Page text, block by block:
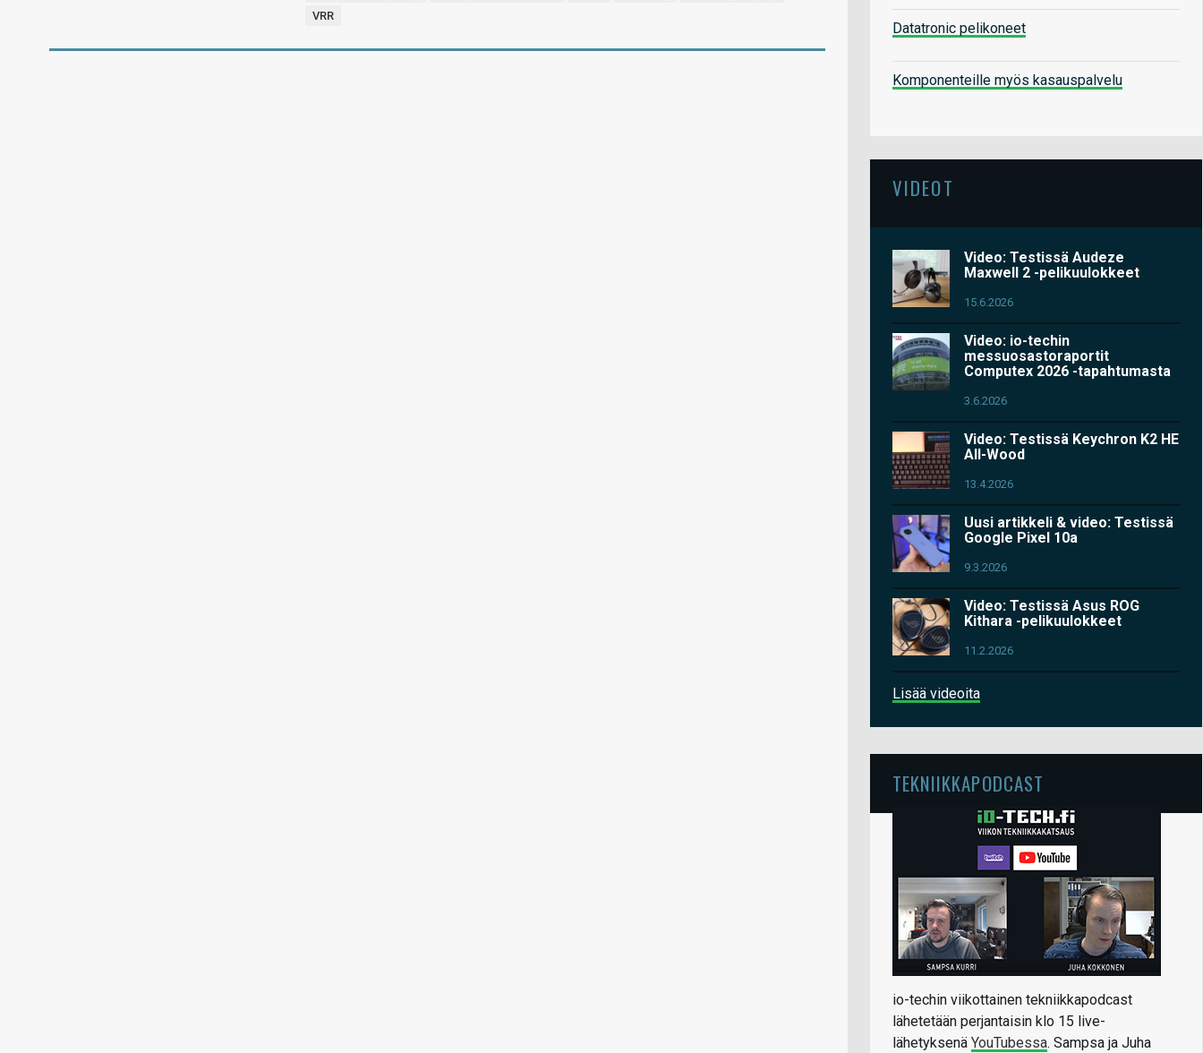
VRR
Datatronic pelikoneet
Komponenteille myös kasauspalvelu
VIDEOT
Video: Testissä Audeze
Maxwell 2 -pelikuulokkeet
15.6.2026
Video: io-techin
messuosastoraportit
Computex 2026 -tapahtumasta
3.6.2026
Video: Testissä Keychron K2 HE
All-Wood
13.4.2026
Uusi artikkeli & video: Testissä
Google Pixel 10a
9.3.2026
Video: Testissä Asus ROG
Kithara -pelikuulokkeet
11.2.2026
Lisää videoita
TEKNIIKKAPODCAST
io-techin viikottainen tekniikkapodcast
lähetetään perjantaisin klo 15 live-
lähetyksenä YouTubessa. Sampsa ja Juha